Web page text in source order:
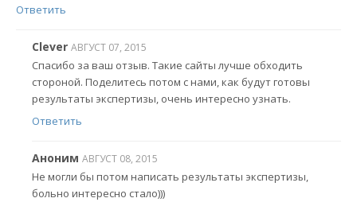
Ответить
Clever АВГУСТ 07, 2015
Спасибо за ваш отзыв. Такие сайты лучше обходить
стороной. Поделитесь потом с нами, как будут готовы
результаты экспертизы, очень интересно узнать.
Ответить
Аноним АВГУСТ 08, 2015
Не могли бы потом написать результаты экспертизы,
больно интересно стало)))